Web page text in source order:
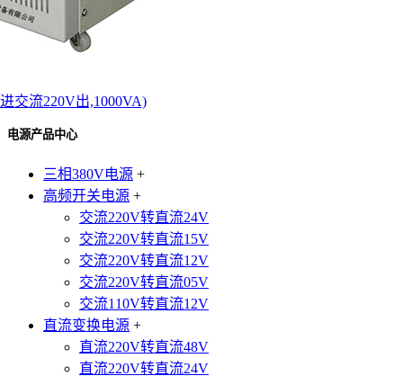
交流220V出,1000VA)
电源产品中心
三相380V电源 +
高频开关电源 +
交流220V转直流24V
交流220V转直流15V
交流220V转直流12V
交流220V转直流05V
交流110V转直流12V
直流变换电源 +
直流220V转直流48V
直流220V转直流24V